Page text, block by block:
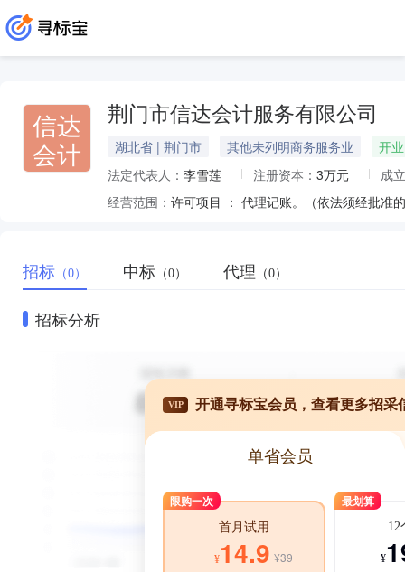
信达
会计
荆门市信达会计服务有限公司
湖北省 | 荆门市 其他未列明商务服务业
开业
法定代表人： 李雪莲 注册资本： 3万元
成
经营范围：
招标 （0） 中标 （0） 代理 （0）
招标分析
VIP 开通寻标宝会员，查看更多招采
单省会员
限购一次
首月试用
¥14.9 ¥39
最划算
12
¥